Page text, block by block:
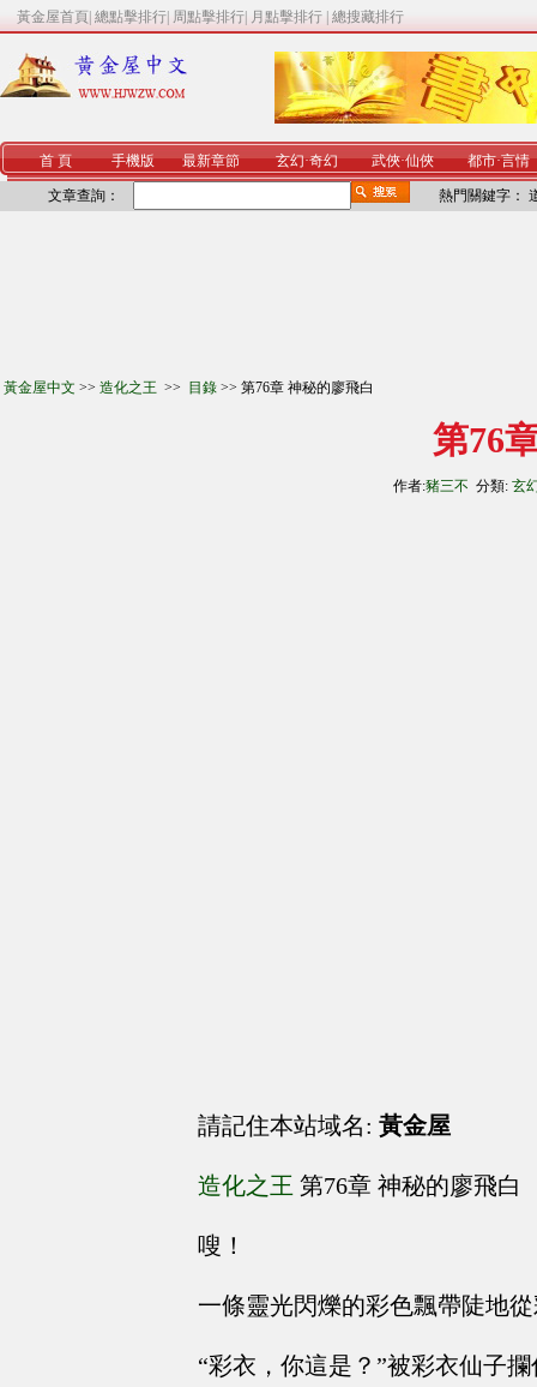
黃金屋首頁 總點擊排行 周點擊排行 月點擊排行 總搜藏排行
首 頁 手機版 最新章節 玄幻·奇幻 武俠·仙俠 都市·言情
文章查詢： 熱門關鍵字：
黃金屋中文 >> 造化之王 >> 目錄 >> 第76章 神秘的廖飛白
第76
作者:豬三不 分類: 玄
請記住本站域名: 黃金屋
造化之王 第76章 神秘的廖飛白
嗖！
一條靈光閃爍的彩色飄帶陡地
“彩衣，你這是？”被彩衣仙子